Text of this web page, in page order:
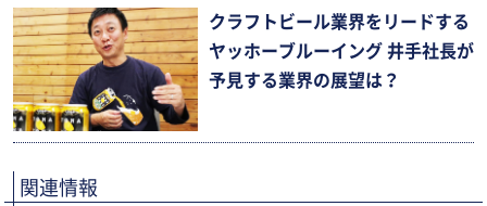
クラフトビール業界をリードする
ヤッホーブルーイング 井手社長が
予見する業界の展望は？
関連情報